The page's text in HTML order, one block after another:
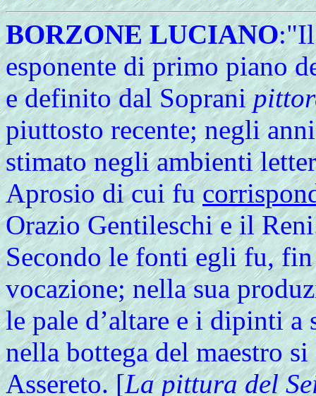
BORZONE LUCIANO:"Il
esponente di primo piano
e definito dal Soprani
piuttosto recente; negli
stimato negli ambienti
Aprosio di cui fu
Orazio Gentileschi e il
Secondo le fonti egli fu,
vocazione; nella sua
le pale d’altare e i dipinti
nella bottega del maestro
Assereto. [La pittura del